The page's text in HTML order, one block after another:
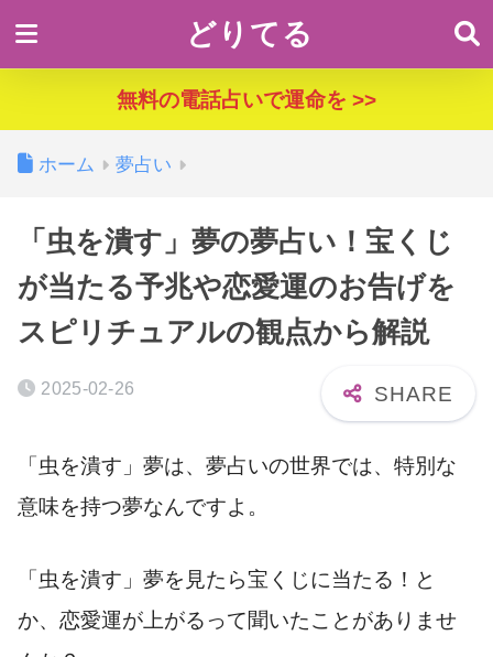
どりてる
無料の電話占いで運命を >>
ホーム 夢占い
「虫を潰す」夢の夢占い！宝くじ
が当たる予兆や恋愛運のお告げを
スピリチュアルの観点から解説
2025-02-26
「虫を潰す」夢は、夢占いの世界では、特別な
意味を持つ夢なんですよ。
「虫を潰す」夢を見たら宝くじに当たる！と
か、恋愛運が上がるって聞いたことがありませ